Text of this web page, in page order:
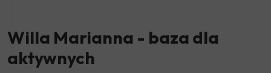
Willa Marianna - baza dla
aktywnych